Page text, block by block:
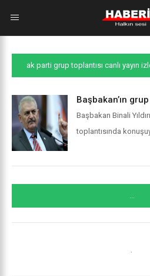
ak parti grup toplantısı canlı yayın
Başbakan’ın
Başbakan Binali
toplantısında
...